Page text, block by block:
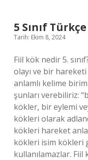
5 Sınıf
Tarih: Ekim 8, 2024
Fiil kök nedir 5.
olayı ve bir
anlamlı kelime
şunları verebiliriz:
kökler, bir eylemi
kökleri olarak
kökleri hareket
kökleri isim kökleri
kullanılamazlar.